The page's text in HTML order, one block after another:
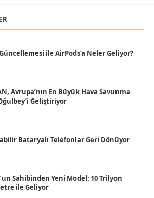
Güncellemesi ile AirPods’a Neler Geliyor?
Avrupa’nın En Büyük Hava Savunma
Geliştiriyor
Bataryalı Telefonlar Geri Dönüyor
Sahibinden Yeni Model: 10 Trilyon
ile Geliyor